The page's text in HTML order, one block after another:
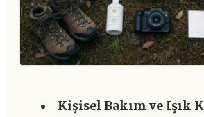
Kişisel Bakım ve Işık